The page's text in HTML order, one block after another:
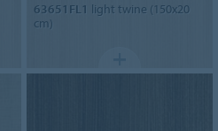
63651FL1 light twine (150x20
cm)